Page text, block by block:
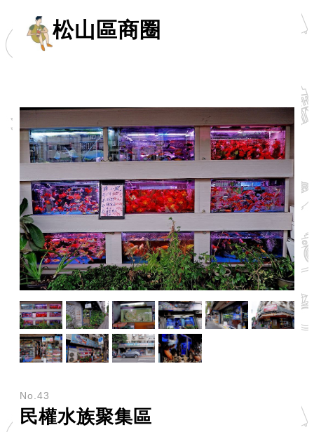
訊
線
上
服
務
公
司
及
商
業
登
記
務
商
松山區商圈
No.43
民權水族聚集區